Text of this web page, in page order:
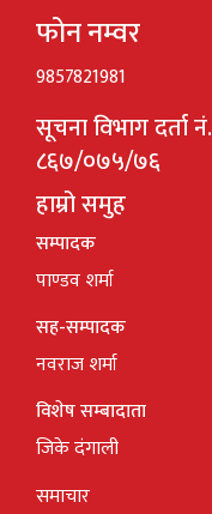
फोन नम्वर
9857821981
सूचना विभाग दर्ता नं.
८६७/०७५/७६
हाम्रो समुह
सम्पादक
पाण्डव शर्मा
सह-सम्पादक
नवराज शर्मा
विशेष सम्बादाता
जिके दंगाली
समाचार